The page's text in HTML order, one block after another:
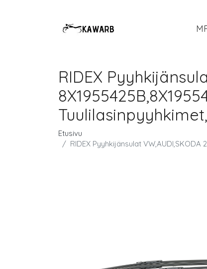
RIDEX
Etusivu
RIDEX Pyyhkijänsulat